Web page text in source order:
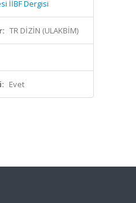
İİBF Dergisi
TR DİZİN (ULAKBİM)
Evet